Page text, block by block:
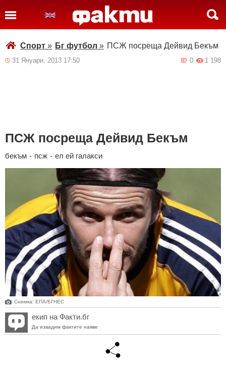
Спорт » Бг футбол » ПСЖ посреща Дейвид Бекъм
31 Януари, 2013 17:50 1 198
0
ПСЖ посреща Дейвид Бекъм
бекъм - псж - ел ей галакси
Снимка: ЕПА/БГНЕС
екип на Факти.бг
Да извадим фактите наяве